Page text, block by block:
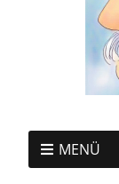
MENÜ